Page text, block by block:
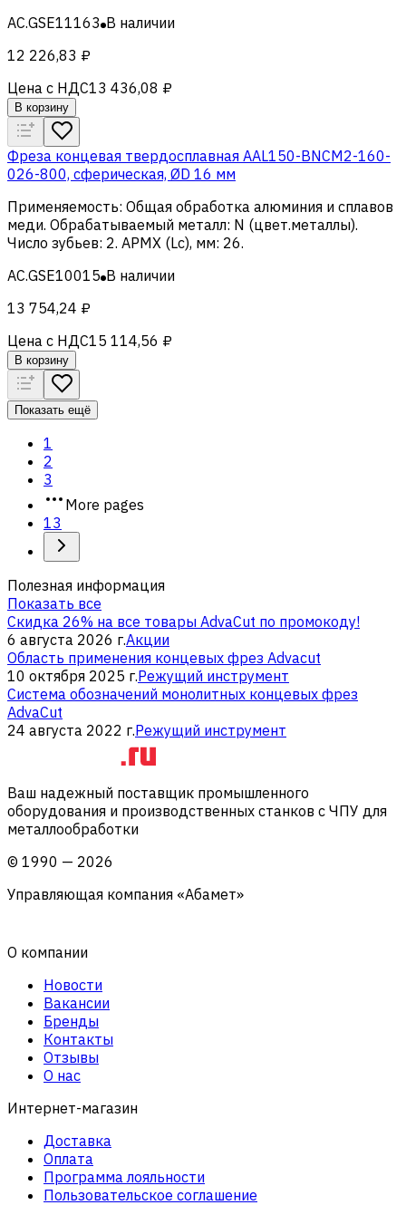
AC.GSE11163 В наличии
12 226,83 ₽
Цена с НДС13 436,08 ₽
В корзину
Фреза концевая твердосплавная AAL150-BNCM2-160-
026-800, сферическая, ØD 16 мм
Применяемость: Общая обработка алюминия и сплавов
меди. Обрабатываемый металл: N (цвет.металлы).
Число зубьев: 2. APMX (Lc), мм: 26.
AC.GSE10015 В наличии
13 754,24 ₽
Цена с НДС15 114,56 ₽
В корзину
Показать ещё
1
2
3
More pages
13
Полезная информация
Показать все
Скидка 26% на все товары AdvaCut по промокоду!
6 августа 2026 г.Акции
Область применения концевых фрез Advacut
10 октября 2025 г.Режущий инструмент
Система обозначений монолитных концевых фрез
AdvaCut
24 августа 2022 г.Режущий инструмент
Ваш надежный поставщик промышленного
оборудования и производственных станков с ЧПУ для
металлообработки
© 1990 — 2026
Управляющая компания «Абамет»
О компании
Новости
Вакансии
Бренды
Контакты
Отзывы
О нас
Интернет-магазин
Доставка
Оплата
Программа лояльности
Пользовательское соглашение